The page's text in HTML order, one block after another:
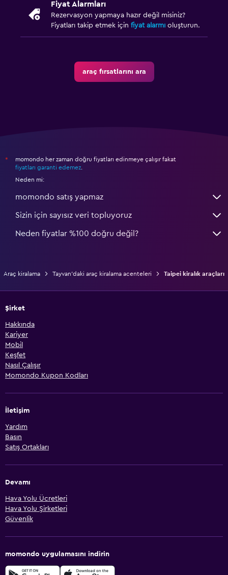
Fiyat Alarmları
Rezervasyon yapmaya hazır değil misiniz?
Fiyatları takip etmek için fiyat alarmı oluşturun.
araç fırsatlarını ara
*
momondo her zaman doğru fiyatları edinmeye çalışır fakat
fiyatları garanti edemez.
Neden mi:
momondo satış yapmaz
Sizin için sayısız veri topluyoruz
Neden fiyatlar %100 doğru değil?
Araç kiralama Tayvan'daki araç kiralama acenteleri Taipei kiralık araçları
Şirket
Hakkında
Kariyer
Mobil
Keşfet
Nasıl Çalışır
Momondo Kupon Kodları
İletişim
Yardım
Basın
Satış Ortakları
Devamı
Hava Yolu Ücretleri
Hava Yolu Şirketleri
Güvenlik
momondo uygulamasını indirin